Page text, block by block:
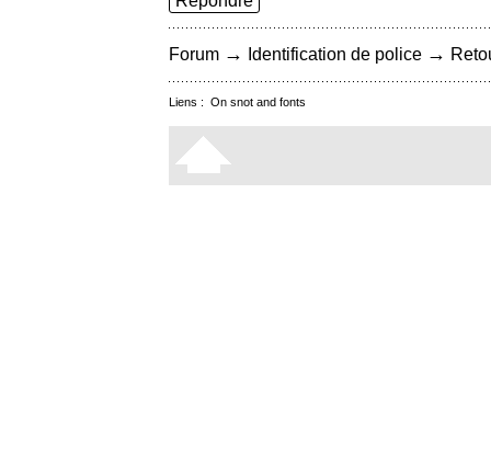
Forum → Identification de police →
Liens : On snot and fonts